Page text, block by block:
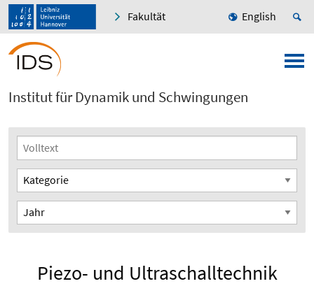
Fakultät English
Institut für Dynamik und Schwingungen
Piezo- und Ultraschalltechnik